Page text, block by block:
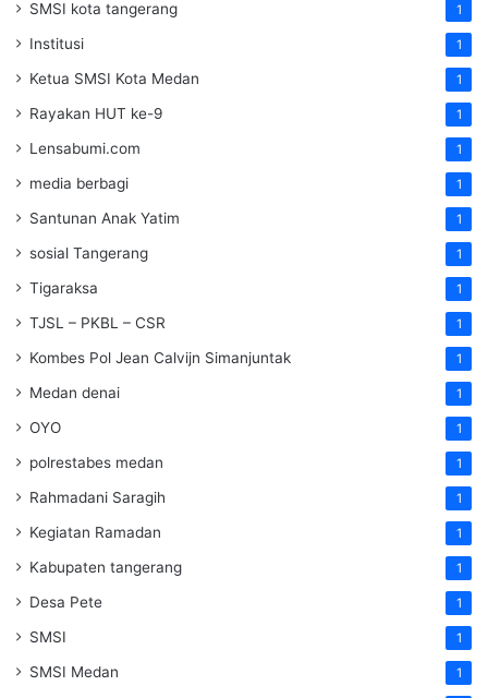
SMSI kota tangerang 1
Institusi 1
Ketua SMSI Kota Medan 1
Rayakan HUT ke-9 1
Lensabumi.com 1
media berbagi 1
Santunan Anak Yatim 1
sosial Tangerang 1
Tigaraksa 1
TJSL – PKBL – CSR 1
Kombes Pol Jean Calvijn Simanjuntak 1
Medan denai 1
OYO 1
polrestabes medan 1
Rahmadani Saragih 1
Kegiatan Ramadan 1
Kabupaten tangerang 1
Desa Pete 1
SMSI 1
SMSI Medan 1